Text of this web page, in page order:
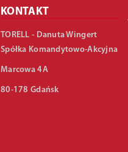
KONTAKT
TORELL - Danuta Wingert
Spółka Komandytowo-Akcyjna
Marcowa 4A
80-178 Gdańsk